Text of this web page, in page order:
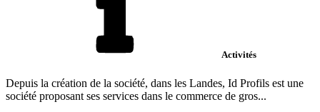
Activités
Depuis la création de la société, dans les Landes, Id Profils est une
société proposant ses services dans le commerce de gros...